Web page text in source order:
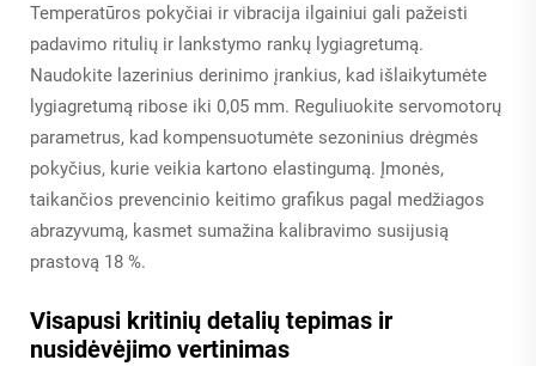
Temperatūros pokyčiai ir vibracija ilgainiui gali pažeisti
padavimo ritulių ir lankstymo rankų lygiagretumą.
Naudokite lazerinius derinimo įrankius, kad išlaikytumėte
lygiagretumą ribose iki 0,05 mm. Reguliuokite servomotorų
parametrus, kad kompensuotumėte sezoninius drėgmės
pokyčius, kurie veikia kartono elastingumą. Įmonės,
taikančios prevencinio keitimo grafikus pagal medžiagos
abrazyvumą, kasmet sumažina kalibravimo susijusią
prastovą 18 %.
Visapusi kritinių detalių tepimas ir
nusidėvėjimo vertinimas